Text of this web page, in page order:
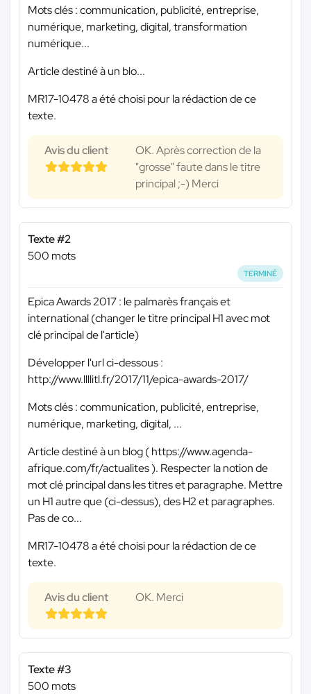
Mots clés : communication, publicité, entreprise,
numérique, marketing, digital, transformation
numérique...
Article destiné à un blo...
MR17-10478 a été choisi pour la rédaction de ce
texte.
Avis du client
OK. Après correction de la
"grosse" faute dans le titre
principal ;-) Merci
Texte #2
500 mots
TERMINÉ
Epica Awards 2017 : le palmarès français et
international (changer le titre principal H1 avec mot
clé principal de l'article)
Développer l'url ci-dessous :
http://www.llllitl.fr/2017/11/epica-awards-2017/
Mots clés : communication, publicité, entreprise,
numérique, marketing, digital, ...
Article destiné à un blog ( https://www.agenda-
afrique.com/fr/actualites ). Respecter la notion de
mot clé principal dans les titres et paragraphe. Mettre
un H1 autre que (ci-dessus), des H2 et paragraphes.
Pas de co...
MR17-10478 a été choisi pour la rédaction de ce
texte.
Avis du client OK. Merci
Texte #3
500 mots